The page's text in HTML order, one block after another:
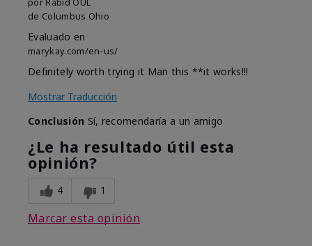
de Columbus Ohio
Evaluado en
marykay.com/en-us/
Definitely worth trying it Man this **it works!!!
Mostrar Traducción
Conclusión Sí, recomendaría a un amigo
¿Le ha resultado útil esta
opinión?
4 1
Marcar esta opinión